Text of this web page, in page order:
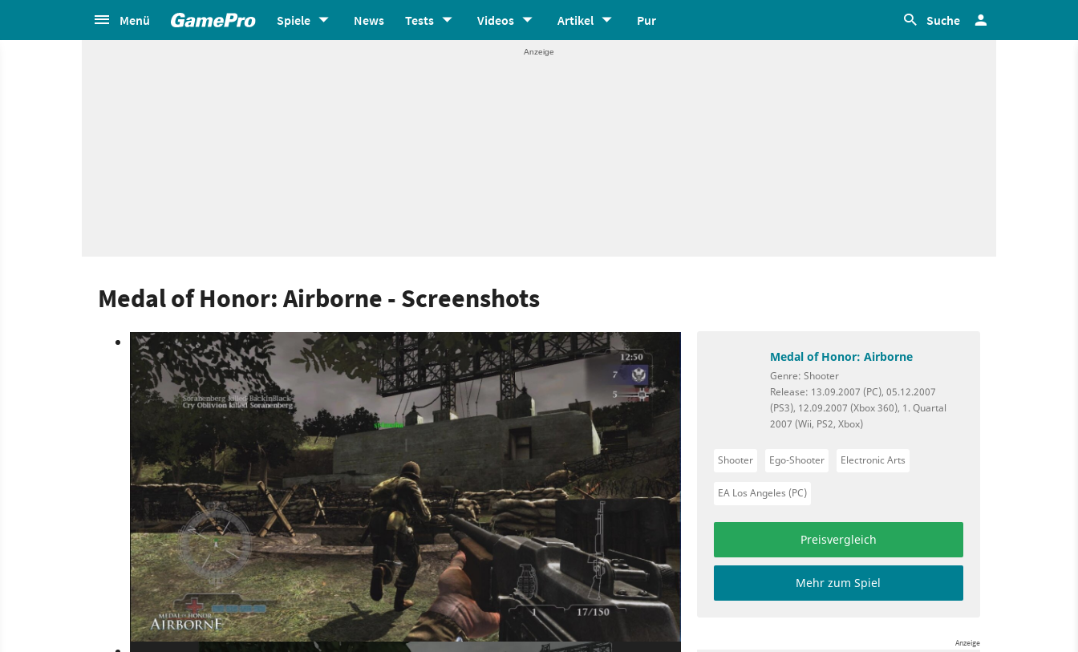
Menü Spiele News Tests Videos Artikel Pur Suche
Medal of Honor: Airborne - Screenshots
Medal of Honor: Airborne
Genre: Shooter
Release: 13.09.2007 (PC), 05.12.2007
(PS3), 12.09.2007 (Xbox 360), 1. Quartal
2007 (Wii, PS2, Xbox)
Shooter Ego-Shooter Electronic Arts
EA Los Angeles (PC)
Preisvergleich
Mehr zum Spiel